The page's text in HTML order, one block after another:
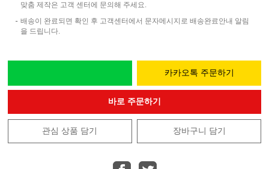
맞춤 제작은 고객 센터에 문의해 주세요.
배송이 완료되면 확인 후 고객센터에서 문자메시지로 배송완료안내 알림
을 드립니다.
카카오톡 주문하기
바로 주문하기
관심 상품 담기 장바구니 담기